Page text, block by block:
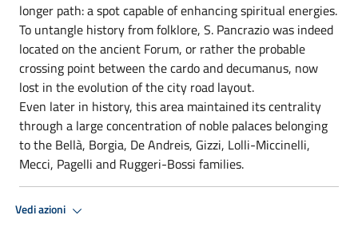
longer path: a spot capable of enhancing spiritual energies.
To untangle history from folklore, S. Pancrazio was indeed
located on the ancient Forum, or rather the probable
crossing point between the cardo and decumanus, now
lost in the evolution of the city road layout.
Even later in history, this area maintained its centrality
through a large concentration of noble palaces belonging
to the Bellà, Borgia, De Andreis, Gizzi, Lolli-Miccinelli,
Mecci, Pagelli and Ruggeri-Bossi families.
Vedi azioni